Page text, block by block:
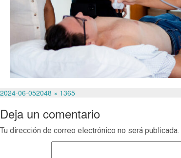
Publicado
2024-06-05Tamaño
2048 × 1365
Deja un comentario
Tu dirección de correo electrónico no será publicada.